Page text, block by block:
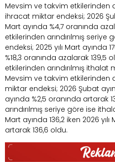
Mevsim ve takvim etkilerinden
ihracat miktar endeksi; 2026
Mart ayında %4,7 oranında
etkilerinden arındırılmış
endeksi; 2025 yılı Mart ayında
%18,3 oranında azalarak 139,5
etkilerinden arındırılmış ithalat
Mevsim ve takvim etkilerinden
miktar endeksi; 2026 Şubat
ayında %2,5 oranında artarak
arındırılmış seriye göre ise
Mart ayında 136,2 iken 2026
artarak 136,6 oldu.